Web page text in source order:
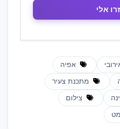
אפיה
מתכנת צעיר
צילום